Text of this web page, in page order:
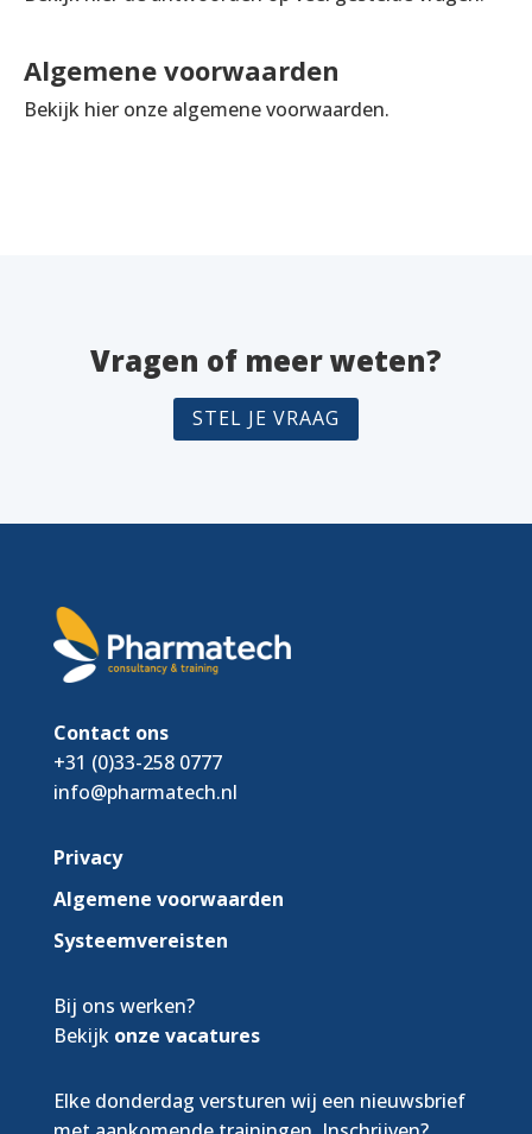
Algemene voorwaarden
Bekijk hier onze algemene voorwaarden.
Vragen of meer weten?
STEL JE VRAAG
Contact ons
+31 (0)33-258 0777
info@pharmatech.nl
Privacy
Algemene voorwaarden
Systeemvereisten
Bij ons werken?
Bekijk onze vacatures
Elke donderdag versturen wij een nieuwsbrief